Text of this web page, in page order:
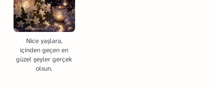
Nice yaşlara,
içinden geçen en
güzel şeyler gerçek
olsun.